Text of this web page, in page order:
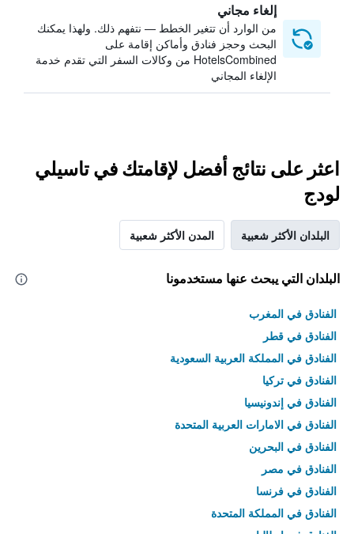
إلغاء مجاني
من الوارد أن تتغير الخطط — نتفهم ذلك. ولهذا يمكنك
البحث وحجز فنادق وأماكن إقامة على
HotelsCombined من وكالات السفر التي تقدم خدمة
الإلغاء المجاني
اعثر على نتائج أفضل لإقامتك في تاسيلي
لودج
البلدان الأكثر شعبية المدن الأكثر شعبية
البلدان التي يبحث عنها مستخدمونا
الفنادق في المغرب
الفنادق في قطر
الفنادق في المملكة العربية السعودية
الفنادق في تركيا
الفنادق في إندونيسيا
الفنادق في الامارات العربية المتحدة
الفنادق في البحرين
الفنادق في مصر
الفنادق في فرنسا
الفنادق في المملكة المتحدة